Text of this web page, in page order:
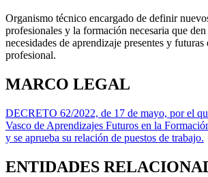
Organismo técnico encargado de definir
profesionales y la formación necesaria que den
necesidades de aprendizaje presentes y
profesional.
MARCO LEGAL
DECRETO 62/2022, de 17 de mayo, por el
Vasco de Aprendizajes Futuros en la
y se aprueba su relación de puestos de trabajo.
ENTIDADES